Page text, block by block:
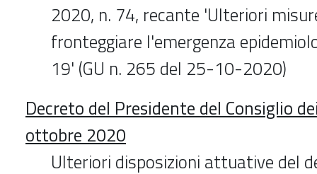
2020, n. 74, recante 'Ulteriori
fronteggiare l'emergenza
19' (GU n. 265 del 25-10-2020)
Decreto del Presidente del Consiglio
ottobre 2020
Ulteriori disposizioni attuative del